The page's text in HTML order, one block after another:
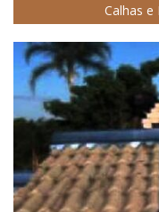
Calhas e